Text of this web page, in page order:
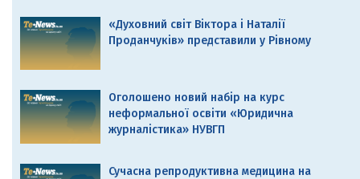
«Духовний світ Віктора і Наталії
Проданчуків» представили у Рівному
Оголошено новий набір на курс
неформальної освіти «Юридична
журналістика» НУВГП
Сучасна репродуктивна медицина на